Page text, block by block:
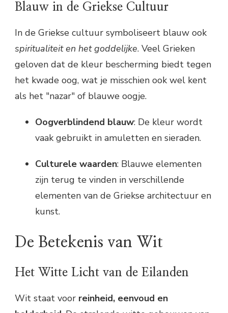
Blauw in de Griekse Cultuur
In de Griekse cultuur symboliseert blauw ook
spiritualiteit en het goddelijke. Veel Grieken
geloven dat de kleur bescherming biedt tegen
het kwade oog, wat je misschien ook wel kent
als het "nazar" of blauwe oogje.
Oogverblindend blauw: De kleur wordt
vaak gebruikt in amuletten en sieraden.
Culturele waarden: Blauwe elementen
zijn terug te vinden in verschillende
elementen van de Griekse architectuur en
kunst.
De Betekenis van Wit
Het Witte Licht van de Eilanden
Wit staat voor reinheid, eenvoud en